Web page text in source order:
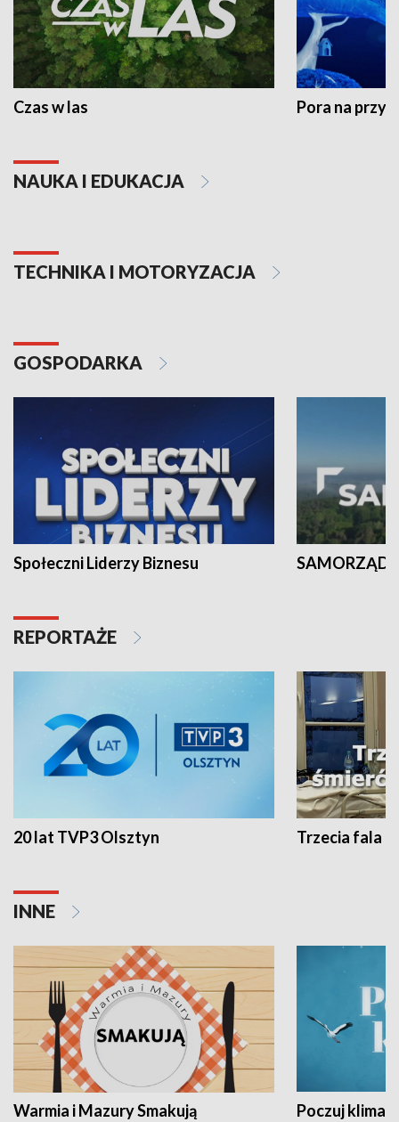
Czas w las Pora na
NAUKA I EDUKACJA
TECHNIKA I MOTORYZACJA
GOSPODARKA
Społeczni Liderzy Biznesu SAMORZĄD
REPORTAŻE
20 lat TVP3 Olsztyn Trzecia fala -
INNE
Warmia i Mazury Smakują Poczuj klimat